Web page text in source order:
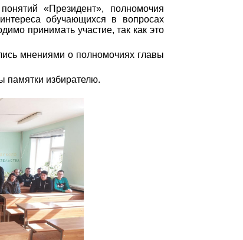
«Президент», полномочия
обучающихся в вопросах
принимать участие, так как это
мнениями о полномочиях главы
памятки избирателю.